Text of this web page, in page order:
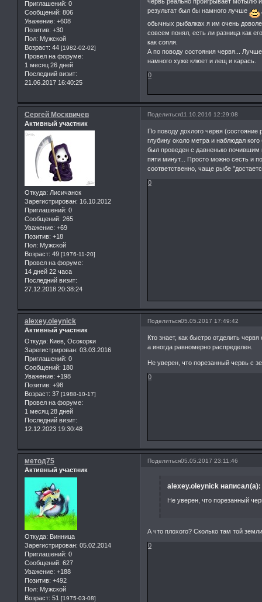
Приглашений: 0
Сообщений: 806
Уважение: +608
Позитив: +30
Пол: Мужской
Возраст: 44 [1982-02-02]
Провел на форуме:
1 месяц 26 дней
Последний визит:
21.06.2017 16:40:25
результат был бы намного лучше
обычных рыбалках я им очень
совсем понял, есть ли разница как
как сопля.
А по поводу состояния червя...
намного хуже клюет и лещ и карась.
0
Поделиться11.10.2016 12:29:08
Сергей Москвичев
Активный участник
Откуда: Лисичанск
Зарегистрирован: 16.10.2012
Приглашений: 0
Сообщений: 265
Уважение: +69
Позитив: +18
Пол: Мужской
Возраст: 49 [1976-11-20]
Провел на форуме:
14 дней 22 часа
Последний визит:
27.12.2018 20:38:24
По поводу дохлого червя (состояние
глубину около метра и наблюдал
был проведен с давненько
пяти минут... Просто можно сесть и
соответственно, чаще рыбе
0
Поделиться05.05.2017 17:49:42
alexey.oleynick
Активный участник
Откуда: Киев, Осокорки
Зарегистрирован: 03.03.2016
Приглашений: 0
Сообщений: 180
Уважение: +198
Позитив: +98
Возраст: 37 [1988-10-17]
Провел на форуме:
1 месяц 28 дней
Последний визит:
12.12.2023 19:30:48
Кто знает, как быстро отделить
а иногда равномерно распределен.
Не уверен, что порезанный червь с
0
Поделиться05.05.2017 23:11:46
метод75
Активный участник
Откуда: Винница
Зарегистрирован: 05.02.2014
Приглашений: 0
Сообщений: 627
Уважение: +188
Позитив: +492
Пол: Мужской
Возраст: 51 [1975-03-08]
alexey.oleynick написал(а):
Не уверен, что порезанный
А что плохого? Сколько там той
0